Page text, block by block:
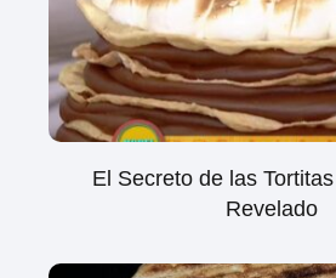
El Secreto de las
Revelado